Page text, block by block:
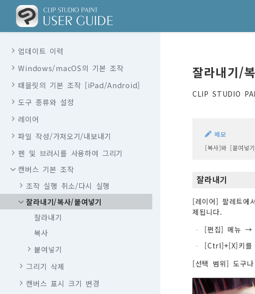
업데이트 이력
Windows/macOS의 기본 조작
태블릿의 기본 조작 [iPad/Android]
도구 종류와 설정
레이어
파일 작성/가져오기/내보내기
펜 및 브러시를 사용하여 그리기
캔버스 기본 조작
조작 실행 취소/다시 실행
잘라내기/복사/붙여넣기
잘라내기
복사
붙여넣기
그리기 삭제
캔버스 표시 크기 변경
잘라내기/
CLIP STUDIO
메모
[복사]와 [붙여넣
잘라내기
[레이어] 팔레트에
제됩니다.
· [편집] 메뉴 →
·
[Ctrl]+[X]키를
[선택 범위] 도구